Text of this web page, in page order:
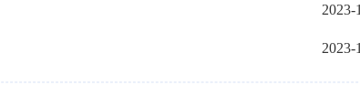
2023-
2023-